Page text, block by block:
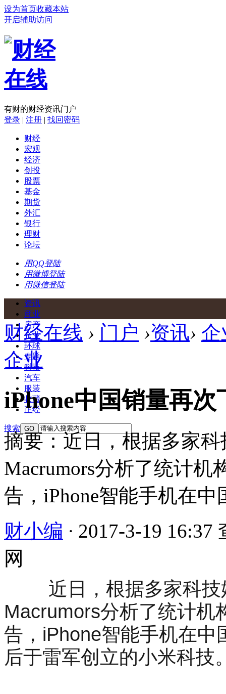
设为首页收藏本站
开启辅助访问
有财的财经资讯门户
登录 | 注册 | 找回密码
财经
宏观
经济
创投
股票
基金
期货
外汇
银行
理财
论坛
用QQ登陆
用微博登陆
用微信登陆
资讯
商业
房产
企业
环球
专题
科技
汽车
服装
收藏
正经
搜索 GO
财经在线 › 门户 ›资讯› 企
企业
iPhone中国销量再
摘要：近日，根据多家
Macrumors分析了统计机
告，iPhone智能手机在
财小编 · 2017-3-19 16:37
网
近日，根据多家科技
Macrumors分析了统计机
告，iPhone智能手机在中
后于雷军创立的小米科技